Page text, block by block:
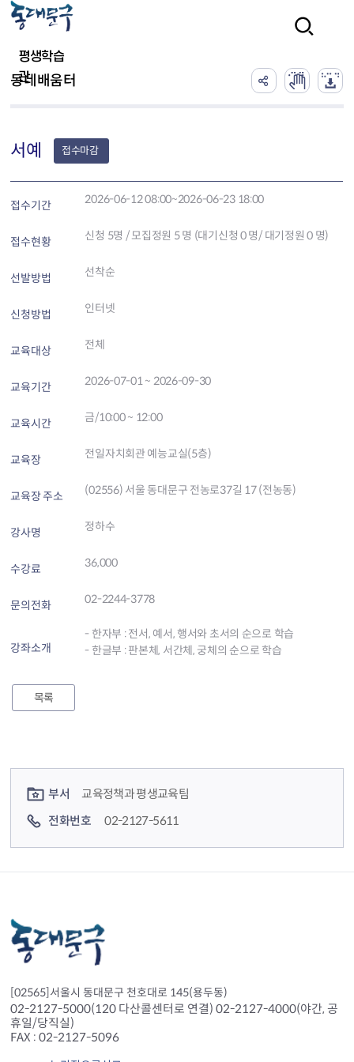
평생학습
관
동네배움터
서예 접수마감
접수기간 2026-06-12 08:00~2026-06-23 18:00
접수현황 신청 5명 / 모집정원 5 명 (대기신청 0 명/ 대기정원 0 명)
선발방법 선착순
신청방법 인터넷
교육대상 전체
교육기간 2026-07-01 ~ 2026-09-30
교육시간 금/10:00 ~ 12:00
교육장 전일자치회관 예능교실(5층)
교육장 주소 (02556) 서울 동대문구 전농로37길 17 (전농동)
강사명 정하수
수강료 36,000
문의전화 02-2244-3778
강좌소개
- 한자부 : 전서, 예서, 행서와 초서의 순으로 학습
- 한글부 : 판본체, 서간체, 궁체의 순으로 학습
목록
부서
교육정책과 평생교육팀
전화번호
02-2127-5611
[02565]서울시 동대문구 천호대로 145(용두동)
02-2127-5000(120 다산콜센터로 연결) 02-2127-4000(야간, 공
휴일/당직실)
FAX : 02-2127-5096